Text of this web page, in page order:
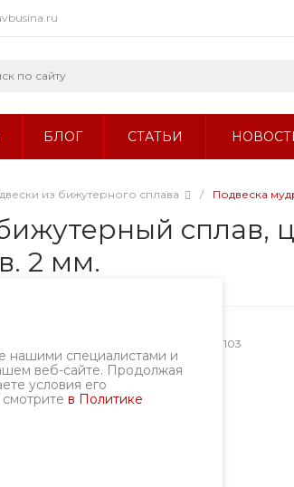
БЛОГ СТАТЬИ
из бижутерного сплава / Подвеска
сплав,
2 мм.
нашими специалистами и
веб-сайте. Продолжая
условия его
в Политике
146-103